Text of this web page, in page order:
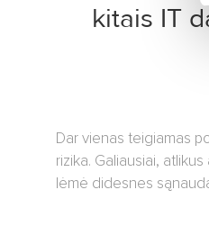
kitais IT
Dar vienas teigiamas
rizika. Galiausiai,
lėmė didesnes